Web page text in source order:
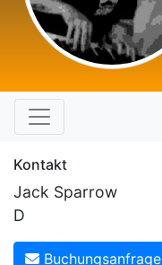
Kontakt
Jack Sparrow
D
Buchungsanfrage